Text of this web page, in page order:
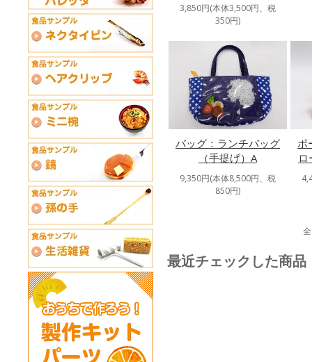
3,850円(本体3,500円、税
350円)
バッグ：ランチバッグ
（手提げ）A
9,350円(本体8,500円、税
850円)
ポ
最近チェックした商品